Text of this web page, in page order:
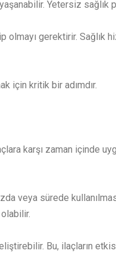
Yetersiz
olmayı gerektirir.
için kritik bir adımdır.
karşı zaman içinde
veya sürede
Bu, ilaçların